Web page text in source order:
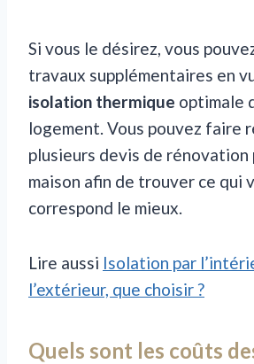
Si vous le désirez, vous
travaux supplémentaires en
isolation thermique optimale
logement. Vous pouvez faire
plusieurs devis de
maison afin de trouver ce qui
correspond le mieux.
Lire aussi Isolation par
l’extérieur, que choisir ?
Quels sont les coûts